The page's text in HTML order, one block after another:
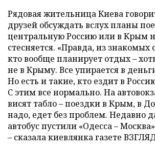
Рядовая жительница Киева
друзей обсуждать вслух планы
центральную Россию или в Крым
стесняется. «Правда, из знакомых
кто вообще планирует отдых –
не в Крыму. Все упирается в
Но есть и такие, кто ездит в
С этим все нормально. На
висят табло – поездки в Крым, в
надо, едет без проблем. Недавно
автобус пустили «Одесса –
– сказала киевлянка газете